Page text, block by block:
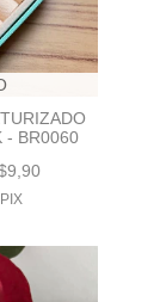
- BR0060
PIX